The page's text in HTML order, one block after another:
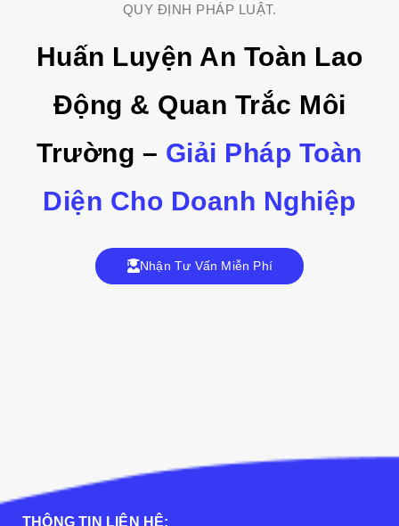
QUY ĐỊNH PHÁP LUẬT.
Huấn Luyện An Toàn Lao
Động & Quan Trắc Môi
Trường – Giải Pháp Toàn
Diện Cho Doanh Nghiệp
Nhận Tư Vấn Miễn Phí
THÔNG TIN LIÊN HỆ: